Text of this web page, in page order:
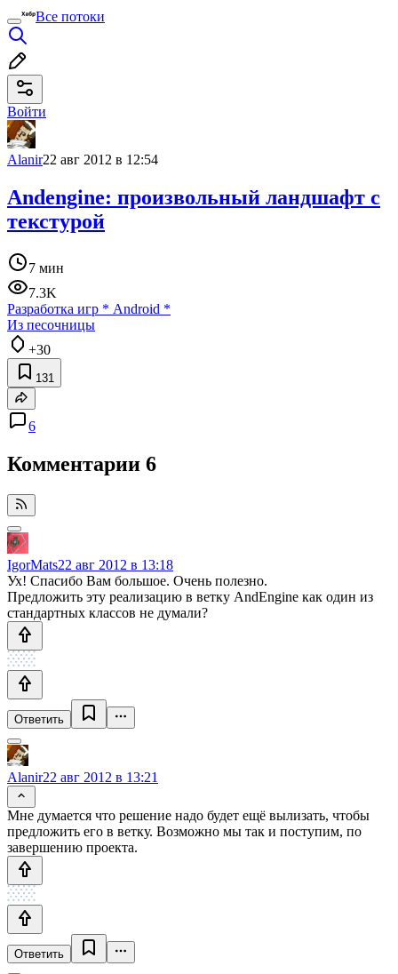
Все потоки
Войти
Alanir22 авг 2012 в 12:54
Andengine: произвольный ландшафт с
текстурой
7 мин
7.3K
Разработка игр * Android *
Из песочницы
+30
131
6
Комментарии 6
IgorMats22 авг 2012 в 13:18
Ух! Спасибо Вам большое. Очень полезно.
Предложить эту реализацию в ветку AndEngine как один из
стандартных классов не думали?
Ответить
Alanir22 авг 2012 в 13:21
Мне думается что решение надо будет ещё вылизать, чтобы
предложить его в ветку. Возможно мы так и поступим, по
завершению проекта.
Ответить